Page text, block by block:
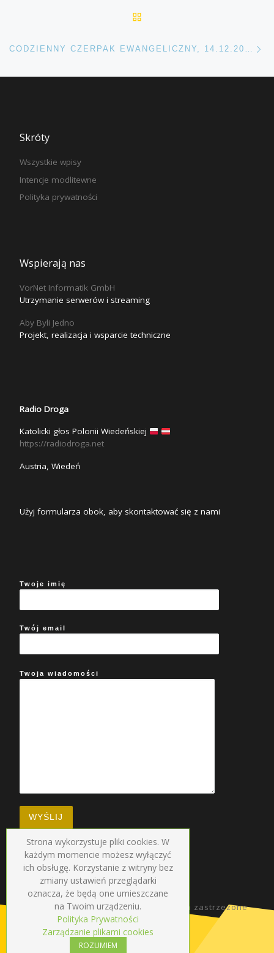
CODZIENNY CZERPAK EWANGELICZNY, 14.12.2019 R.
Skróty
Wszystkie wpisy
Intencje modlitewne
Polityka prywatności
Wspierają nas
VorNet Informatik GmbH
Utrzymanie serwerów i streaming
Aby Byli Jedno
Projekt, realizacja i wsparcie techniczne
Radio Droga
Katolicki głos Polonii Wiedeńskiej
https://radiodroga.net
Austria, Wiedeń
Użyj formularza obok, aby skontaktować się z nami
Twoje imię
Twój email
Twoja wiadomości
© 2026 Radio Droga – Wszelkie prawa zastrzezone
Strona wykorzystuje pliki cookies. W
każdym momencie możesz wyłączyć
ich obsługę. Korzystanie z witryny bez
zmiany ustawień przeglądarki
oznacza, że będą one umieszczane
na Twoim urządzeniu.
Polityka Prywatności
Zarządzanie plikami cookies
ROZUMIEM